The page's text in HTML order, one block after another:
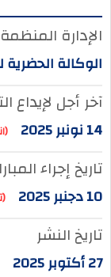
الإدارة المنظمة
الوكالة الحضرية
آخر أجل لإيداع
14 نونبر 2025
تاريخ إجراء المباراة
10 دجنبر 2025
تاريخ النشر
27 أكتوبر 2025